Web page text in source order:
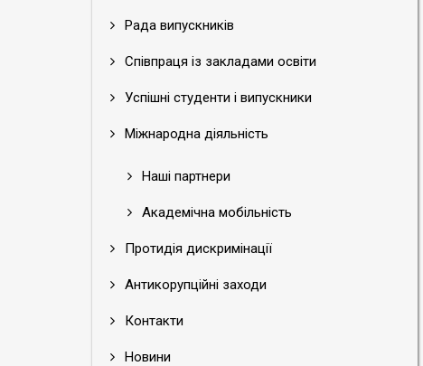
Рада випускників
Співпраця із закладами освіти
Успішні студенти і випускники
Міжнародна діяльність
Наші партнери
Академічна мобільність
Протидія дискримінації
Антикорупційні заходи
Контакти
Новини